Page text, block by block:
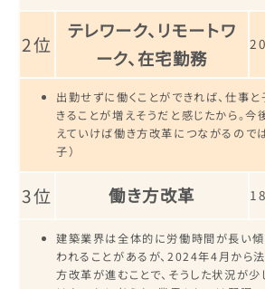
2位
テレワーク、リモートワ
ーク、在宅勤務
出勤せずに働くことができれば、仕事
きることが増えそうだと感じたから。今
えていけば働き方改革につながるので
子）
3位 働き方改革
建築業界は全体的に労働時間が長い傾
われることがあるが、2024年4月から
方改革が進むことで、そうした状況が